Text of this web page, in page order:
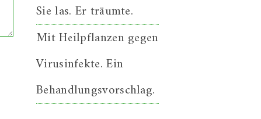
Sie las. Er träumte.
Mit Heilpflanzen gegen
Virusinfekte. Ein
Behandlungsvorschlag.